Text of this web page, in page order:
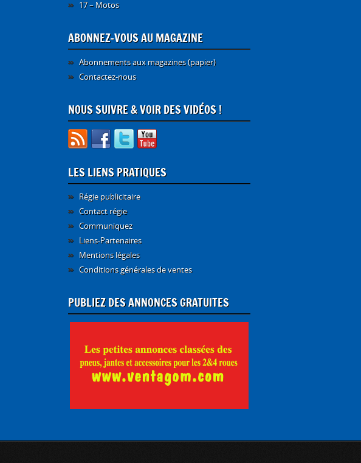
17 – Motos
ABONNEZ-VOUS AU MAGAZINE
Abonnements aux magazines (papier)
Contactez-nous
NOUS SUIVRE & VOIR DES VIDÉOS !
LES LIENS PRATIQUES
Régie publicitaire
Contact régie
Communiquez
Liens-Partenaires
Mentions légales
Conditions générales de ventes
PUBLIEZ DES ANNONCES GRATUITES